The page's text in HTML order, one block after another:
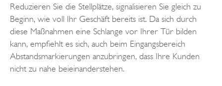
Reduzieren Sie die Stellplätze, signalisieren Sie gleich zu
Beginn, wie voll Ihr Geschäft bereits ist. Da sich durch
diese Maßnahmen eine Schlange vor Ihrer Tür bilden
kann, empfiehlt es sich, auch beim Eingangsbereich
Abstandsmarkierungen anzubringen, dass Ihre Kunden
nicht zu nahe beieinanderstehen.